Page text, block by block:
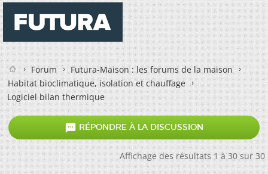
Forum
Futura-Maison : les forums de la maison
Habitat bioclimatique, isolation et chauffage
Logiciel bilan thermique
 RÉPONDRE À LA DISCUSSION
Affichage des résultats 1 à 30 sur 30